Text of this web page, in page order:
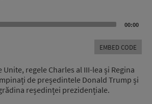
00:00
EMBED CODE
Unite, regele Charles al III-lea și Regina
de președintele Donald Trump și
reședinței prezidențiale.